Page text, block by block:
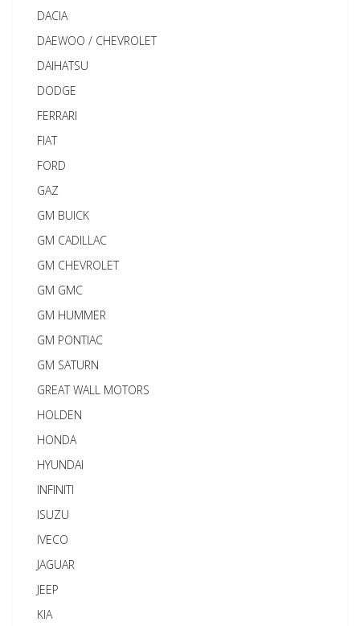
DACIA
DAEWOO / CHEVROLET
DAIHATSU
DODGE
FERRARI
FIAT
FORD
GAZ
GM BUICK
GM CADILLAC
GM CHEVROLET
GM GMC
GM HUMMER
GM PONTIAC
GM SATURN
GREAT WALL MOTORS
HOLDEN
HONDA
HYUNDAI
INFINITI
ISUZU
IVECO
JAGUAR
JEEP
KIA